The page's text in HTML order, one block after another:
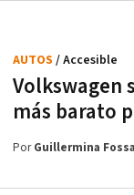
Volkswagen
más barato
AUTOS / Accesible
PorGuillermina